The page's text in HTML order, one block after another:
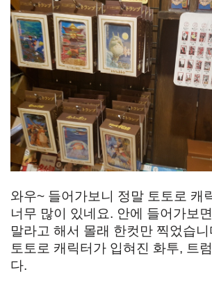
와우~ 들어가보니 정말 토토로 캐
너무 많이 있네요. 안에 들어가보
말라고 해서 몰래 한컷만 찍었습
토토로 캐릭터가 입혀진 화투, 트
다.